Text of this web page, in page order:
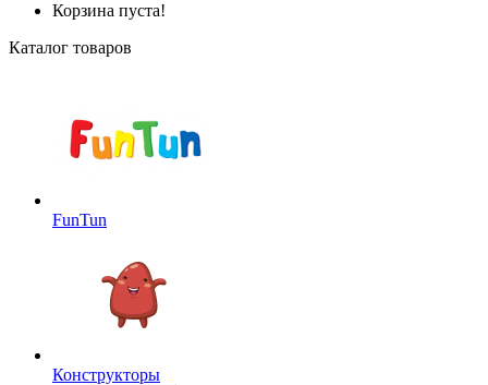
Корзина пуста!
Каталог товаров
FunTun
Конструкторы